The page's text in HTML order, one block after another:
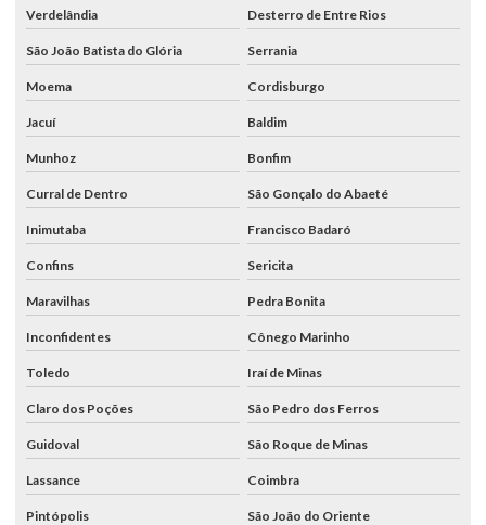
Verdelândia Desterro de Entre Rios
São João Batista do Glória Serrania
Moema Cordisburgo
Jacuí Baldim
Munhoz Bonfim
Curral de Dentro São Gonçalo do Abaeté
Inimutaba Francisco Badaró
Confins Sericita
Maravilhas Pedra Bonita
Inconfidentes Cônego Marinho
Toledo Iraí de Minas
Claro dos Poções São Pedro dos Ferros
Guidoval São Roque de Minas
Lassance Coimbra
Pintópolis São João do Oriente